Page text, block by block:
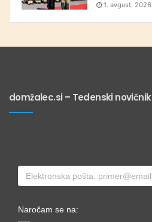
1. avgust, 2026
domžalec.si – Tedenski novičnik
Naročam se na: